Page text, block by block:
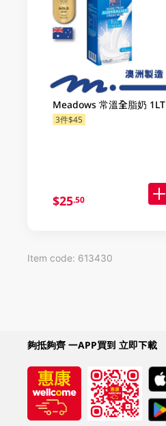
Meadows 常溫全脂奶 1LT
3件$45
$25.50
Item code: 613430
夠抵夠齊 一APP買到 立即下載